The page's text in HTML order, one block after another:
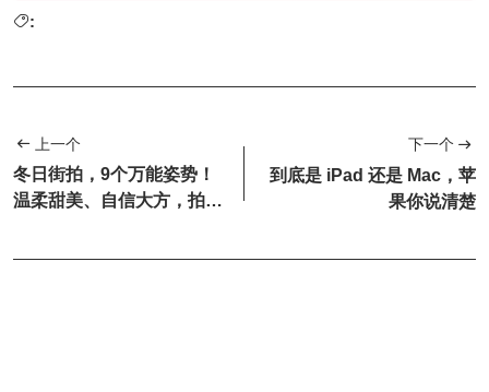
:
上一个
冬日街拍，9个万能姿势！
温柔甜美、自信大方，拍出
下一个
到底是 iPad 还是 Mac，苹
果你说清楚